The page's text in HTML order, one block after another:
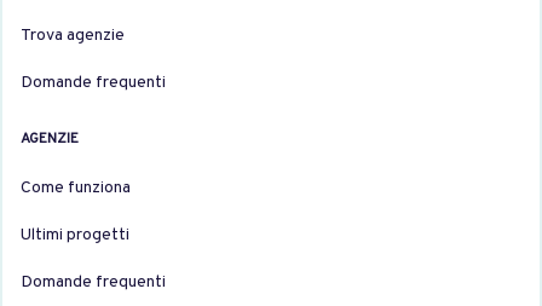
Trova agenzie
Domande frequenti
AGENZIE
Come funziona
Ultimi progetti
Domande frequenti